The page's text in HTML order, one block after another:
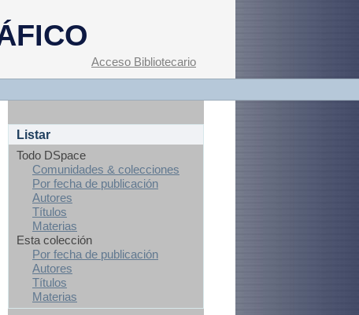
Acceso Bibliotecario
Listar
Todo DSpace
Comunidades & colecciones
Por fecha de publicación
Autores
Títulos
Materias
Esta colección
Por fecha de publicación
Autores
Títulos
Materias